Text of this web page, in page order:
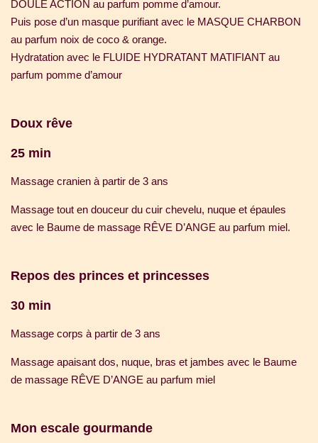
DOULE ACTION au parfum pomme d’amour.
Puis pose d’un masque purifiant avec le MASQUE CHARBON
au parfum noix de coco & orange.
Hydratation avec le FLUIDE HYDRATANT MATIFIANT au
parfum pomme d’amour
Doux rêve
25 min
Massage cranien à partir de 3 ans
Massage tout en douceur du cuir chevelu, nuque et épaules
avec le Baume de massage RÊVE D’ANGE au parfum miel.
Repos des princes et princesses
30 min
Massage corps à partir de 3 ans
Massage apaisant dos, nuque, bras et jambes avec le Baume
de massage RÊVE D’ANGE au parfum miel
Mon escale gourmande